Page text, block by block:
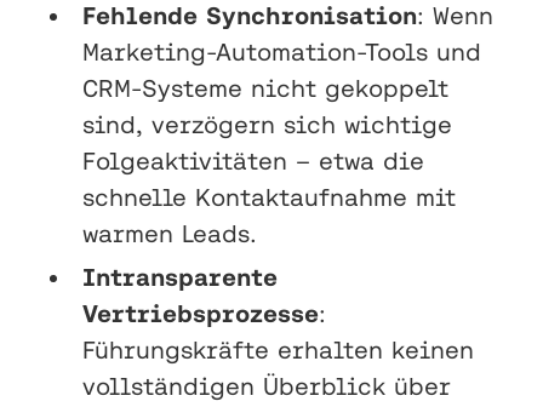
Fehlende Synchronisation: Wenn
Marketing-Automation-Tools und
CRM-Systeme nicht gekoppelt
sind, verzögern sich wichtige
Folgeaktivitäten – etwa die
schnelle Kontaktaufnahme mit
warmen Leads.
Intransparente
Vertriebsprozesse:
Führungskräfte erhalten keinen
vollständigen Überblick über